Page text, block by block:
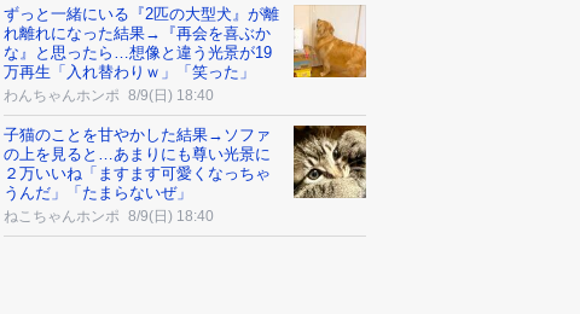
ずっと一緒にいる『2匹の大型犬』が離
れ離れになった結果→『再会を喜ぶか
な』と思ったら…想像と違う光景が19
万再生「入れ替わりｗ」「笑った」
わんちゃんホンポ 8/9(日) 18:40
子猫のことを甘やかした結果→ソファ
の上を見ると…あまりにも尊い光景に
２万いいね「ますます可愛くなっちゃ
うんだ」「たまらないぜ」
ねこちゃんホンポ 8/9(日) 18:40